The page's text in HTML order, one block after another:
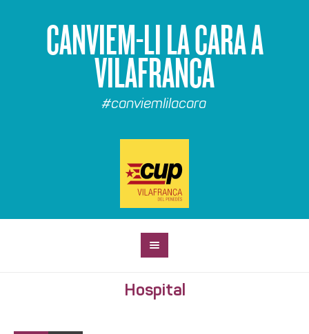
CANVIEM-LI LA CARA A
VILAFRANCA
#canviemlilacara
Hospital